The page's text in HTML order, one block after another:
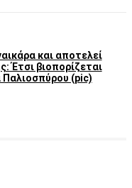
και αποτελεί
Έτσι βιοπορίζεται
Παλιοσπύρου (pic)